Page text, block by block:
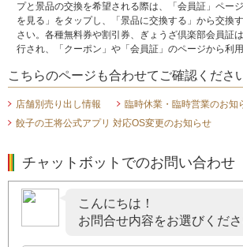
プと景品の交換を希望される際は、「会員証」ペー
を見る」をタップし、「景品に交換する」から交換
さい。各種無料券や割引券、ぎょうざ倶楽部会員証
行され、「クーポン」や「会員証」のページから利用
こちらのページも合わせてご確認くださ
店舗別売り出し情報
臨時休業・臨時営業のお知
餃子の王将公式アプリ 対応OS変更のお知らせ
チャットボットでのお問い合わせ